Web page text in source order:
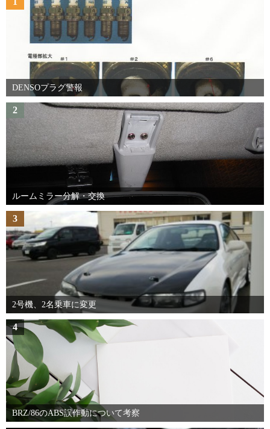
DENSOプラグ警報
2
ルームミラー分解・交換
3
2号機、2名乗車に変更
4
BRZ/86のABS誤作動について考察